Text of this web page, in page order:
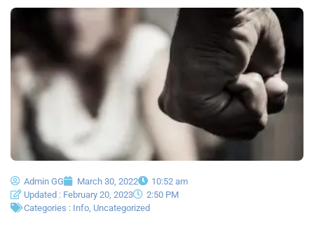
Admin GG March 30, 2022
10:52 am
Updated : February 20, 2023
2:50 PM
Categories : Info Uncategorized